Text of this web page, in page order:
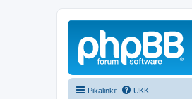
Pikalinkit UKK